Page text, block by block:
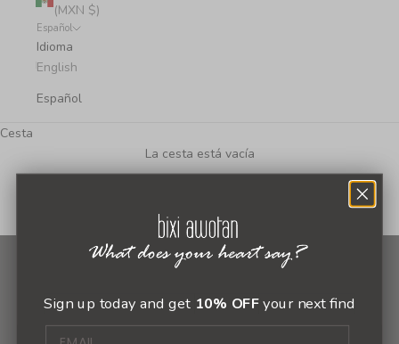
(MXN $)
Español
Idioma
English
Español
Cesta
La cesta está vacía
Sign up to our newsletter to receive exclusive offers.
Sign up today and get 10% OFFyour next find